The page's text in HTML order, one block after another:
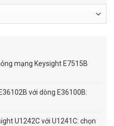
mạng Keysight E7515B
với dòng E36100B:
U1242C với U1241C: chọn